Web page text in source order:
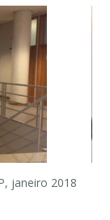
janeiro 2018
cuidado) -
um desafio
e romanos
linear na
2018 | O